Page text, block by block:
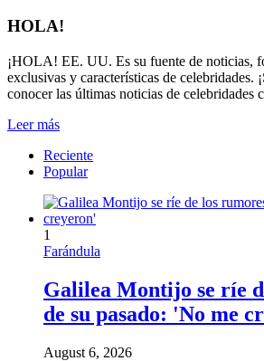
HOLA!
¡HOLA! EE. UU. Es su fuente de noticias,
exclusivas y características de celebridades.
conocer las últimas noticias de
Leer más
Reciente
Popular
1
Farándula
Galilea Montijo se ríe
de su pasado: 'No me
August 6, 2026